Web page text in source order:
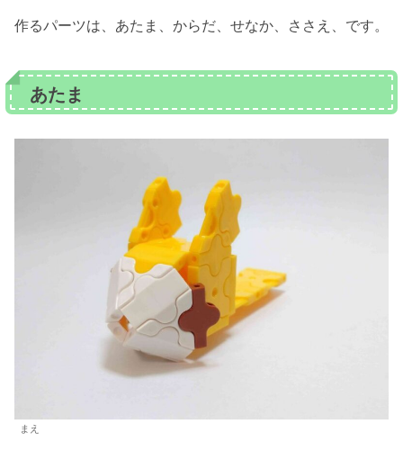
作るパーツは、あたま、からだ、せなか、ささえ、です。
あたま
まえ